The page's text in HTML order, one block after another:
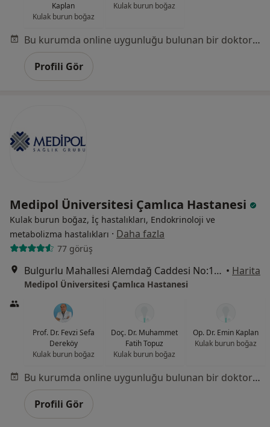
Kaplan
Kulak burun boğaz
Kulak burun boğaz
Bu kurumda online uygunluğu bulunan bir doktor veya uzman bulunamadı
Profili Gör
Medipol Üniversitesi Çamlıca Hastanesi
Kulak burun boğaz, İç hastalıkları, Endokrinoloji ve
metabolizma hastalıkları · Daha fazla
77 görüş
Bulgurlu Mahallesi Alemdağ Caddesi No:100, Üsküdar • Harita
Medipol Üniversitesi Çamlıca Hastanesi
Prof. Dr. Fevzi Sefa
Dereköy
Kulak burun boğaz
Doç. Dr. Muhammet
Fatih Topuz
Kulak burun boğaz
Op. Dr. Emin Kaplan
Kulak burun boğaz
Bu kurumda online uygunluğu bulunan bir doktor veya uzman bulunamadı
Profili Gör